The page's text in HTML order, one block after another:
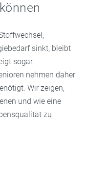
sinkt, bleibt
sogar.
nehmen daher
Wir zeigen,
und wie eine
zu